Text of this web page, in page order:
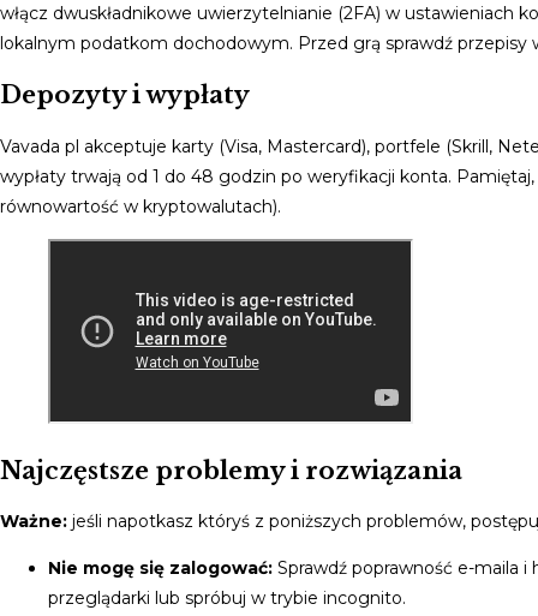
włącz dwuskładnikowe uwierzytelnianie (2FA) w ustawieniach
lokalnym podatkom dochodowym. Przed grą sprawdź przepisy
Depozyty i wypłaty
Vavada pl akceptuje karty (Visa, Mastercard), portfele (Skrill,
wypłaty trwają od 1 do 48 godzin po weryfikacji konta.
równowartość w kryptowalutach).
Najczęstsze problemy i rozwiązania
Ważne: jeśli napotkasz któryś z poniższych problemów,
Nie mogę się zalogować: Sprawdź poprawność e-maila i
przeglądarki lub spróbuj w trybie incognito.